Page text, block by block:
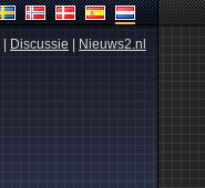
Discussie Nieuws2.nl